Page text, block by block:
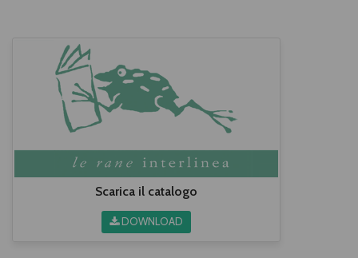
Scarica il catalogo
DOWNLOAD